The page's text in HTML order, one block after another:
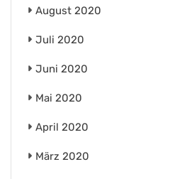
August 2020
Juli 2020
Juni 2020
Mai 2020
April 2020
März 2020